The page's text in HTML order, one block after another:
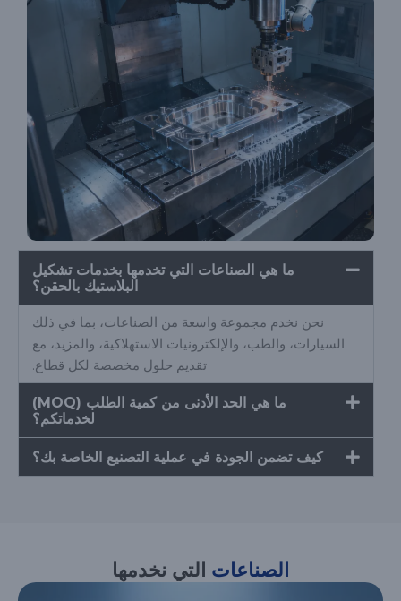
ما هي الصناعات التي تخدمها بخدمات تشكيل
البلاستيك بالحقن؟
نحن نخدم مجموعة واسعة من الصناعات، بما في ذلك
السيارات، والطب، والإلكترونيات الاستهلاكية، والمزيد، مع
تقديم حلول مخصصة لكل قطاع.
ما هي الحد الأدنى من كمية الطلب (MOQ)
لخدماتكم؟
كيف تضمن الجودة في عملية التصنيع الخاصة بك؟
الصناعات التي نخدمها